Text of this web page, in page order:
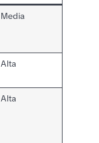
Media
Alta
Alta